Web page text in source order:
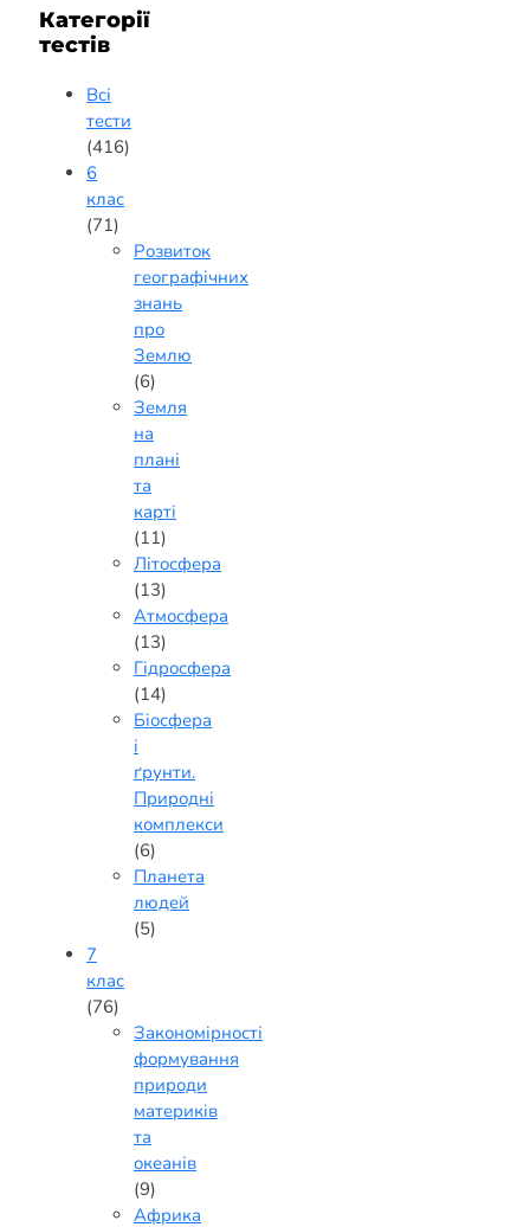
Категорії
тестів
Всі
тести
(416)
6
клас
(71)
Розвиток
географічних
знань
про
Землю
(6)
Земля
на
плані
та
карті
(11)
Літосфера
(13)
Атмосфера
(13)
Гідросфера
(14)
Біосфера
і
ґрунти.
Природні
комплекси
(6)
Планета
людей
(5)
7
клас
(76)
Закономірності
формування
природи
материків
та
океанів
(9)
Африка